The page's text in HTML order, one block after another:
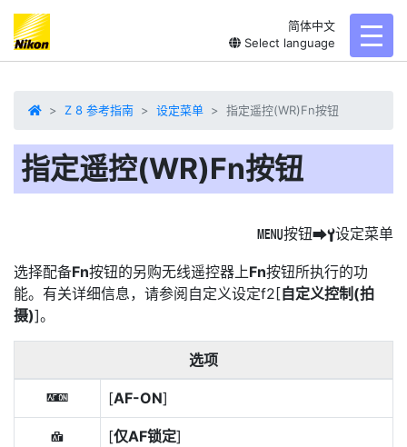
简体中文
Select language
Z 8 参考指南 设定菜单 指定遥控(WR)Fn按钮
指定遥控(WR)Fn按钮
G按钮UB设定菜单
选择配备Fn按钮的另购无线遥控器上Fn按钮所执行的功
能。有关详细信息，请参阅自定义设定f2[自定义控制(拍
摄)]。
选项
A [AF-ON]
F [仅AF锁定]